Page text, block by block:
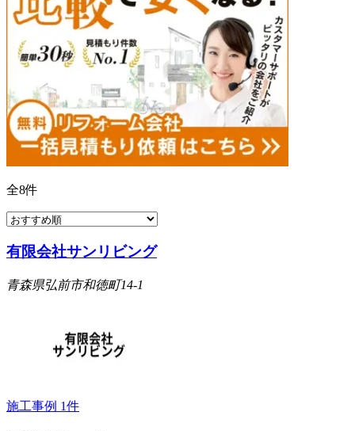
全8件
有限会社サンリビング
青森県弘前市和徳町14-1
施工事例 1件